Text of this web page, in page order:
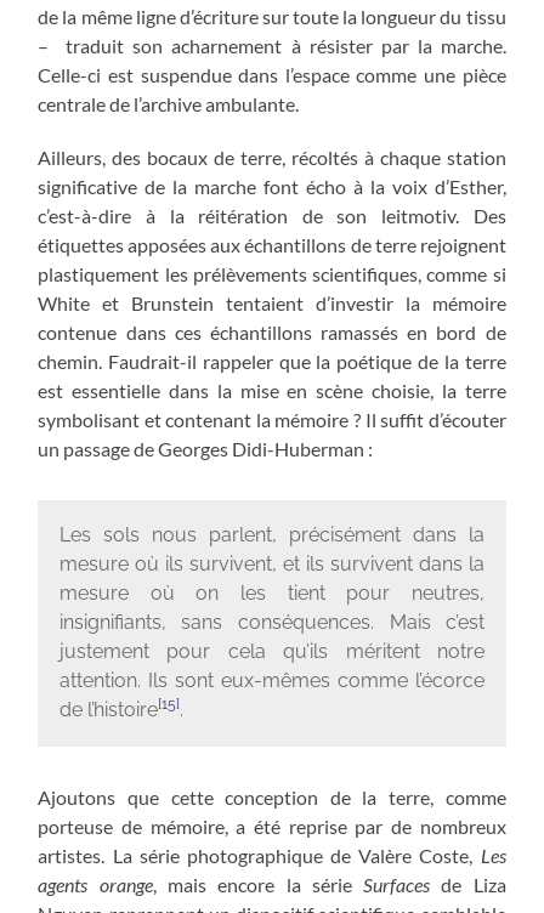
de la même ligne d’écriture sur toute la longueur du tissu
– traduit son acharnement à résister par la marche.
Celle-ci est suspendue dans l’espace comme une pièce
centrale de l’archive ambulante.
Ailleurs, des bocaux de terre, récoltés à chaque station
significative de la marche font écho à la voix d’Esther,
c’est-à-dire à la réitération de son leitmotiv. Des
étiquettes apposées aux échantillons de terre rejoignent
plastiquement les prélèvements scientifiques, comme si
White et Brunstein tentaient d’investir la mémoire
contenue dans ces échantillons ramassés en bord de
chemin. Faudrait-il rappeler que la poétique de la terre
est essentielle dans la mise en scène choisie, la terre
symbolisant et contenant la mémoire ? Il suffit d’écouter
un passage de Georges Didi-Huberman :
Les sols nous parlent, précisément dans la
mesure où ils survivent, et ils survivent dans la
mesure où on les tient pour neutres,
insignifiants, sans conséquences. Mais c’est
justement pour cela qu’ils méritent notre
attention. Ils sont eux-mêmes comme l’écorce
de l’histoire[15].
Ajoutons que cette conception de la terre, comme
porteuse de mémoire, a été reprise par de nombreux
artistes. La série photographique de Valère Coste, Les
agents orange, mais encore la série Surfaces de Liza